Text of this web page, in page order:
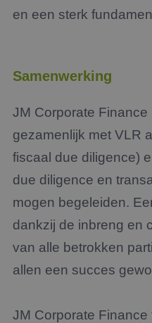
en een sterk
Samenwerking
JM Corporate
gezamenlijk met VLR
fiscaal due diligence)
due diligence en
mogen begeleiden.
dankzij de inbreng en
van alle betrokken
allen een succes
JM Corporate